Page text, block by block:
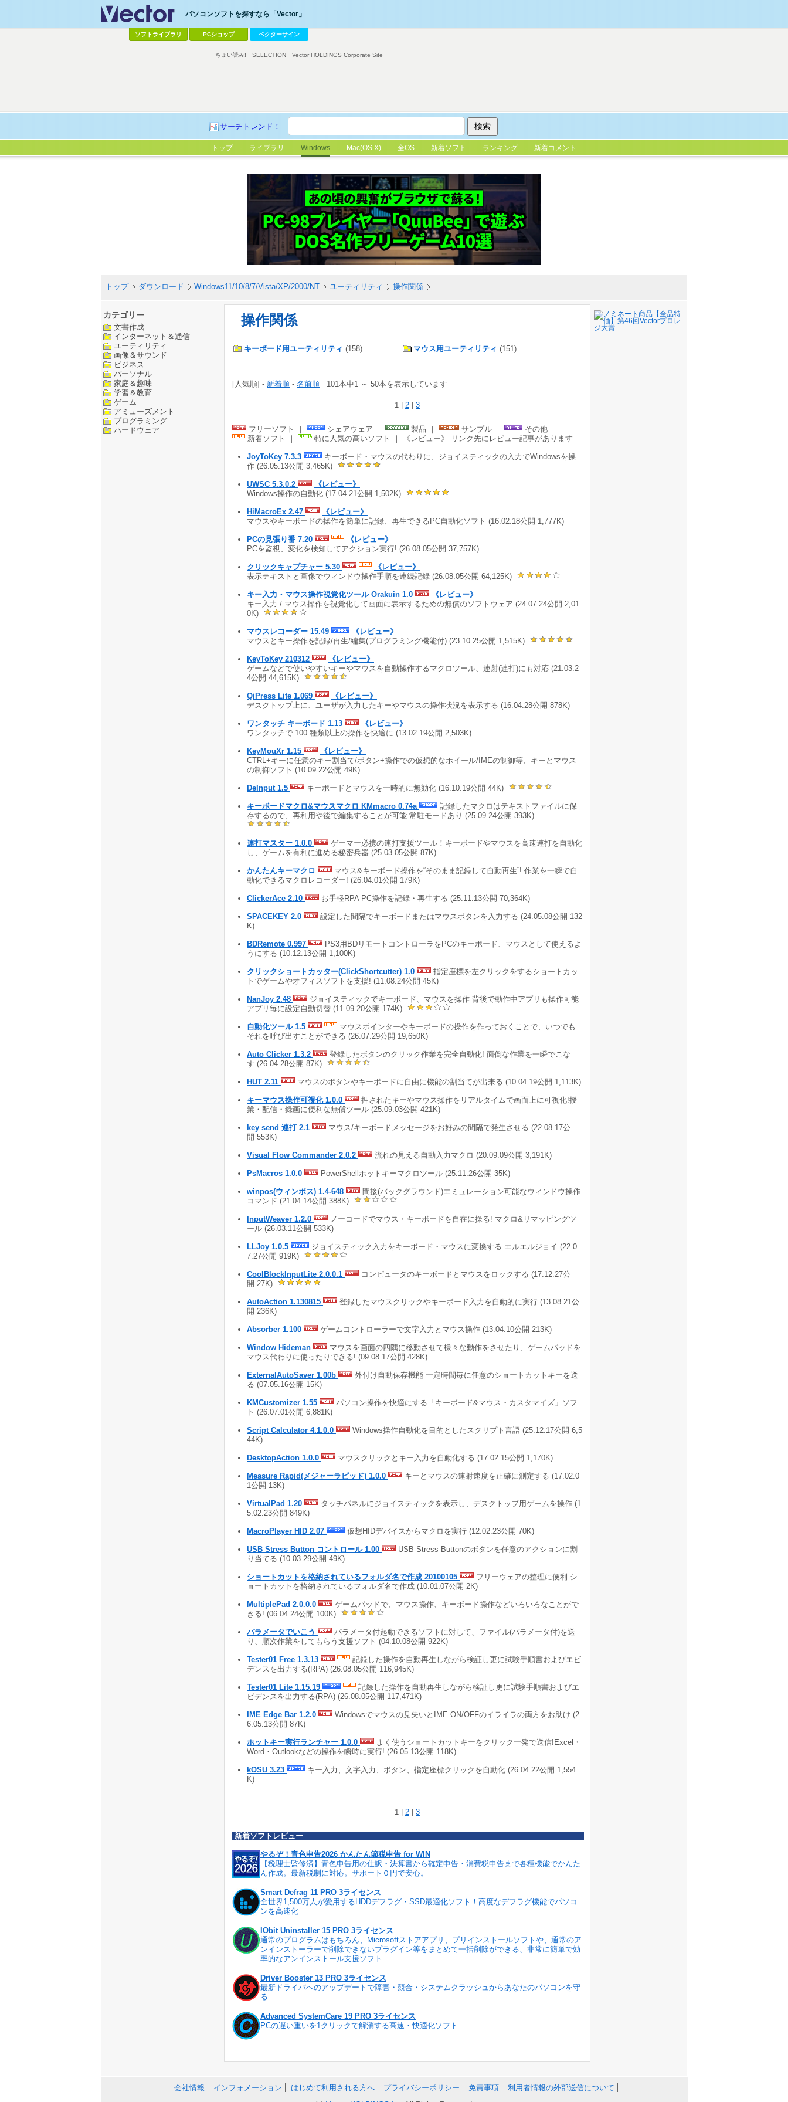
パソコンソフトを探すなら「Vector」
ソフトライブラリ PCショップ ベクターサイン
サーチトレンド！
ちょい読み! SELECTION Vector HOLDINGS Corporate Site
トップ ライブラリ Windows Mac(OS X) 全OS 新着ソフト ランキング 新着コメント
トップ ダウンロード Windows11/10/8/7/Vista/XP/2000/NT ユーティリティ 操作関係
カテゴリー
文書作成
インターネット＆通信
ユーティリティ
画像＆サウンド
ビジネス
パーソナル
家庭＆趣味
学習＆教育
ゲーム
アミューズメント
プログラミング
ハードウェア
操作関係
キーボード用ユーティリティ (158) マウス用ユーティリティ (151)
[人気順] - 新着順 - 名前順 101本中1 ～ 50本を表示しています
1 | 2 | 3
フリーソフト ｜ シェアウェア ｜ 製品 ｜ サンプル ｜
その他
新着ソフト ｜
特に人気の高いソフト ｜ 《レビュー》 リンク先にレビュー記事があります
JoyToKey 7.3.3
キーボード・マウスの代わりに、ジョイスティックの入力でWindowsを操
作 (26.05.13公開 3,465K)
UWSC 5.3.0.2
《レビュー》
Windows操作の自動化 (17.04.21公開 1,502K)
HiMacroEx 2.47
《レビュー》
マウスやキーボードの操作を簡単に記録、再生できるPC自動化ソフト (16.02.18公開 1,777K)
PCの見張り番 7.20
《レビュー》
PCを監視、変化を検知してアクション実行! (26.08.05公開 37,757K)
クリックキャプチャー 5.30
《レビュー》
表示テキストと画像でウィンドウ操作手順を連続記録 (26.08.05公開 64,125K)
キー入力・マウス操作視覚化ツール Orakuin 1.0
《レビュー》
キー入力 / マウス操作を視覚化して画面に表示するための無償のソフトウェア (24.07.24公開 2,01
0K)
マウスレコーダー 15.49
《レビュー》
マウスとキー操作を記録/再生/編集(プログラミング機能付) (23.10.25公開 1,515K)
KeyToKey 210312
《レビュー》
ゲームなどで使いやすいキーやマウスを自動操作するマクロツール、連射(連打)にも対応 (21.03.2
4公開 44,615K)
QiPress Lite 1.069
《レビュー》
デスクトップ上に、ユーザが入力したキーやマウスの操作状況を表示する (16.04.28公開 878K)
ワンタッチ キーボード 1.13
《レビュー》
ワンタッチで 100 種類以上の操作を快適に (13.02.19公開 2,503K)
KeyMouXr 1.15
《レビュー》
CTRL+キーに任意のキー割当て/ボタン+操作での仮想的なホイール/IMEの制御等、キーとマウス
の制御ソフト (10.09.22公開 49K)
DeInput 1.5 キーボードとマウスを一時的に無効化 (16.10.19公開 44K)
キーボードマクロ&マウスマクロ KMmacro 0.74a
記録したマクロはテキストファイルに保
存するので、再利用や後で編集することが可能 常駐モードあり (25.09.24公開 393K)
連打マスター 1.0.0
ゲーマー必携の連打支援ツール！キーボードやマウスを高速連打を自動化
し、ゲームを有利に進める秘密兵器 (25.03.05公開 87K)
かんたんキーマクロ
マウス&キーボード操作を“そのまま記録して自動再生”! 作業を一瞬で自
動化できるマクロレコーダー! (26.04.01公開 179K)
ClickerAce 2.10 お手軽RPA PC操作を記録・再生する (25.11.13公開 70,364K)
SPACEKEY 2.0
設定した間隔でキーボードまたはマウスボタンを入力する (24.05.08公開 132
K)
BDRemote 0.997
PS3用BDリモートコントローラをPCのキーボード、マウスとして使えるよ
うにする (10.12.13公開 1,100K)
クリックショートカッター(ClickShortcutter) 1.0
指定座標を左クリックをするショートカッ
トでゲームやオフィスソフトを支援! (11.08.24公開 45K)
NanJoy 2.48
ジョイスティックでキーボード、マウスを操作 背後で動作中アプリも操作可能
アプリ毎に設定自動切替 (11.09.20公開 174K)
自動化ツール 1.5
マウスポインターやキーボードの操作を作っておくことで、いつでも
それを呼び出すことができる (26.07.29公開 19,650K)
Auto Clicker 1.3.2
登録したボタンのクリック作業を完全自動化! 面倒な作業を一瞬でこな
す (26.04.28公開 87K)
HUT 2.11 マウスのボタンやキーボードに自由に機能の割当てが出来る (10.04.19公開 1,113K)
キーマウス操作可視化 1.0.0
押されたキーやマウス操作をリアルタイムで画面上に可視化!授
業・配信・録画に便利な無償ツール (25.09.03公開 421K)
key send 連打 2.1
マウス/キーボードメッセージをお好みの間隔で発生させる (22.08.17公
開 553K)
Visual Flow Commander 2.0.2 流れの見える自動入力マクロ (20.09.09公開 3,191K)
PsMacros 1.0.0 PowerShellホットキーマクロツール (25.11.26公開 35K)
winpos(ウィンポス) 1.4-648
間接(バックグラウンド)エミュレーション可能なウィンドウ操作
コマンド (21.04.14公開 388K)
InputWeaver 1.2.0
ノーコードでマウス・キーボードを自在に操る! マクロ&リマッピングツ
ール (26.03.11公開 533K)
LLJoy 1.0.5
ジョイスティック入力をキーボード・マウスに変換する エルエルジョイ (22.0
7.27公開 919K)
CoolBlockInputLite 2.0.0.1
コンピュータのキーボードとマウスをロックする (17.12.27公
開 27K)
AutoAction 1.130815
登録したマウスクリックやキーボード入力を自動的に実行 (13.08.21公
開 236K)
Absorber 1.100 ゲームコントローラーで文字入力とマウス操作 (13.04.10公開 213K)
Window Hideman
マウスを画面の四隅に移動させて様々な動作をさせたり、ゲームパッドを
マウス代わりに使ったりできる! (09.08.17公開 428K)
ExternalAutoSaver 1.00b
外付け自動保存機能 一定時間毎に任意のショートカットキーを送
る (07.05.16公開 15K)
KMCustomizer 1.55
パソコン操作を快適にする「キーボード&マウス・カスタマイズ」ソフ
ト (26.07.01公開 6,881K)
Script Calculator 4.1.0.0
Windows操作自動化を目的としたスクリプト言語 (25.12.17公開 6,5
44K)
DesktopAction 1.0.0 マウスクリックとキー入力を自動化する (17.02.15公開 1,170K)
Measure Rapid(メジャーラピッド) 1.0.0
キーとマウスの連射速度を正確に測定する (17.02.0
1公開 13K)
VirtualPad 1.20
タッチパネルにジョイスティックを表示し、デスクトップ用ゲームを操作 (1
5.02.23公開 849K)
MacroPlayer HID 2.07 仮想HIDデバイスからマクロを実行 (12.02.23公開 70K)
USB Stress Button コントロール 1.00
USB Stress Buttonのボタンを任意のアクションに割
り当てる (10.03.29公開 49K)
ショートカットを格納されているフォルダ名で作成 20100105
フリーウェアの整理に便利 シ
ョートカットを格納されているフォルダ名で作成 (10.01.07公開 2K)
MultiplePad 2.0.0.0
ゲームパッドで、マウス操作、キーボード操作などいろいろなことがで
きる! (06.04.24公開 100K)
パラメータでいこう
パラメータ付起動できるソフトに対して、ファイル(パラメータ付)を送
り、順次作業をしてもらう支援ソフト (04.10.08公開 922K)
Tester01 Free 1.3.13
記録した操作を自動再生しながら検証し更に試験手順書およびエビ
デンスを出力する(RPA) (26.08.05公開 116,945K)
Tester01 Lite 1.15.19
記録した操作を自動再生しながら検証し更に試験手順書およびエ
ビデンスを出力する(RPA) (26.08.05公開 117,471K)
IME Edge Bar 1.2.0
Windowsでマウスの見失いとIME ON/OFFのイライラの両方をお助け (2
6.05.13公開 87K)
ホットキー実行ランチャー 1.0.0
よく使うショートカットキーをクリック一発で送信!Excel・
Word・Outlookなどの操作を瞬時に実行! (26.05.13公開 118K)
kOSU 3.23
キー入力、文字入力、ボタン、指定座標クリックを自動化 (26.04.22公開 1,554
K)
1 | 2 | 3
新着ソフトレビュー
やるぞ！青色申告2026 かんたん節税申告 for WIN
【税理士監修済】青色申告用の仕訳・決算書から確定申告・消費税申告まで各種機能でかんた
ん作成。最新税制に対応。サポート０円で安心。
Smart Defrag 11 PRO 3ライセンス
全世界1,500万人が愛用するHDDデフラグ・SSD最適化ソフト！高度なデフラグ機能でパソコ
ンを高速化
IObit Uninstaller 15 PRO 3ライセンス
通常のプログラムはもちろん、Microsoftストアアプリ、プリインストールソフトや、通常のア
ンインストーラーで削除できないプラグイン等をまとめて一括削除ができる、非常に簡単で効
率的なアンインストール支援ソフト
Driver Booster 13 PRO 3ライセンス
最新ドライバへのアップデートで障害・競合・システムクラッシュからあなたのパソコンを守
る
Advanced SystemCare 19 PRO 3ライセンス
PCの遅い重いを1クリックで解消する高速・快適化ソフト
会社情報 インフォメーション はじめて利用される方へ プライバシーポリシー 免責事項
利用者情報の外部送信について